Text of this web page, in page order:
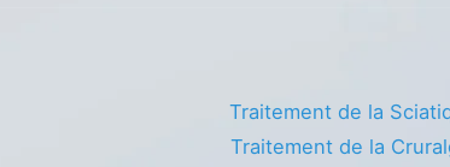
Traitement de la
Traitement de la